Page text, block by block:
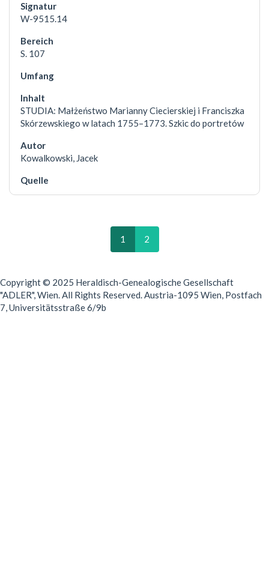
W-9515.14
S. 107
STUDIA: Małżeństwo Marianny Ciecierskiej i Franciszka
Skórzewskiego w latach 1755–1773. Szkic do portretów
Kowalkowski, Jacek
1 2
Copyright © 2025 Heraldisch-Genealogische Gesellschaft
"ADLER", Wien. All Rights Reserved. Austria-1095 Wien, Postfach
7, Universitätsstraße 6/9b